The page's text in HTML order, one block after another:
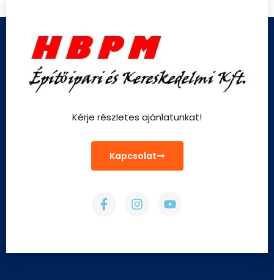
Kérje részletes ajánlatunkat!
Kapcsolat